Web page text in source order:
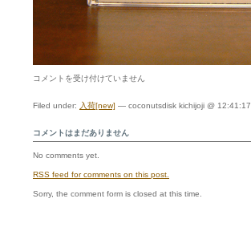
川
/
2
は
コメントを受け付けていません
Filed under: 入荷[new] — coconutsdisk kichijoji @ 12:41:17
コメントはまだありません
No comments yet.
RSS feed for comments on this post.
Sorry, the comment form is closed at this time.